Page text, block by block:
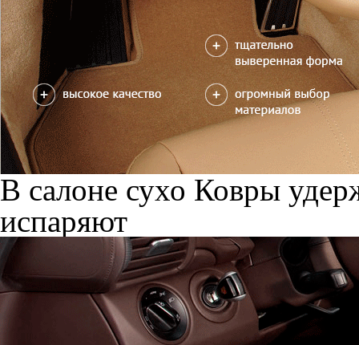
В салоне сухо Ковры
испаряют